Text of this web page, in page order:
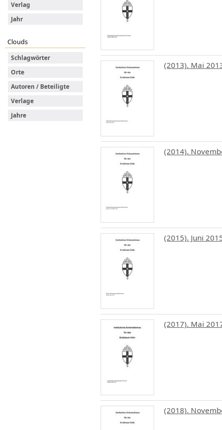
Verlag
Jahr
Clouds
Schlagwörter
Orte
Autoren / Beteiligte
Verlage
Jahre
(2013). Mai
(2014).
(2015). Juni
(2017). Mai
(2018).